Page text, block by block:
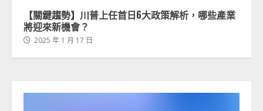
【關鍵趨勢】川普上任首日6大政策解析，哪些產業
將迎來新機會？
2025 年 1 月 17 日